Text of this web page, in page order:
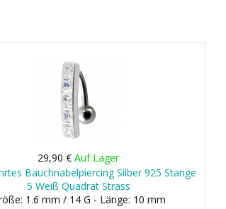
29,90 €Auf Lager
Bauchnabelpiercing Silber 925 Stange
5 Weiß Quadrat Strass
1.6 mm / 14 G - Länge: 10 mm